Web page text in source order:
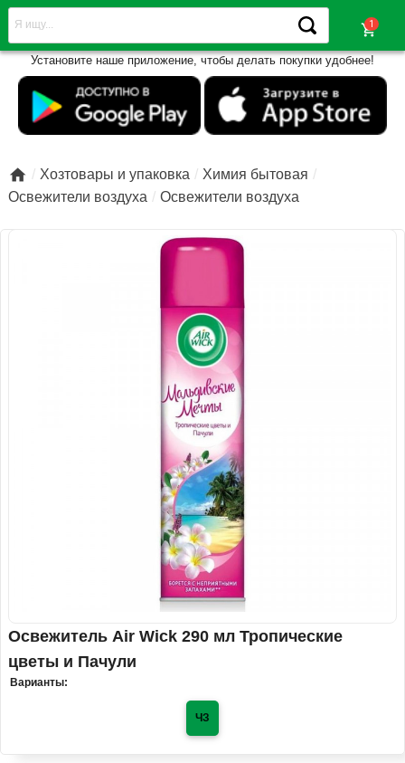
shopping_cart
Установите наше приложение, чтобы делать покупки удобнее!
 Хозтовары и упаковка
Химия бытовая
Освежители воздуха
Освежители воздуха
Освежитель Air Wick 290 мл Тропические
цветы и Пачули
Варианты:
ЧЗ